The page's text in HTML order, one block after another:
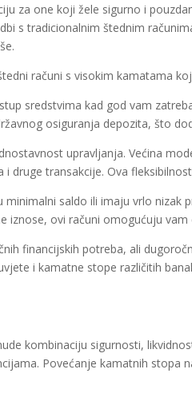
za one koji žele sigurno i
s tradicionalnim štednim
računi s visokim kamatama
sredstvima kad god vam
osiguranja depozita, što
upravljanja. Većina
transakcije. Ova
saldo ili imaju vrlo nizak
iznose, ovi računi omogućuju
financijskih potreba, ali
i kamatne stope različitih
kombinaciju sigurnosti,
Povećanje kamatnih stopa